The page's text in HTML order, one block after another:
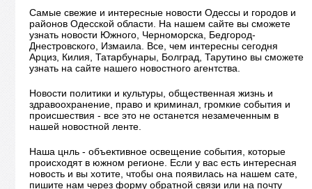
Самые свежие и интересные новости Одессы и городов и
районов Одесской области. На нашем сайте вы сможете
узнать новости Южного, Черноморска, Бедгород-
Днестровского, Измаила. Все, чем интересны сегодня
Арциз, Килия, Татарбунары, Болград, Тарутино вы сможете
узнать на сайте нашего новостного агентства.
Новости политики и культуры, общественная жизнь и
здравоохранение, право и криминал, громкие события и
происшествия - все это не останется незамеченным в
нашей новостной ленте.
Наша цнль - объективное освещение события, которые
происходят в южном регионе. Если у вас есть интересная
новость и вы хотите, чтобы она появилась на нашем сате,
пишите нам через форму обратной связи или на почту